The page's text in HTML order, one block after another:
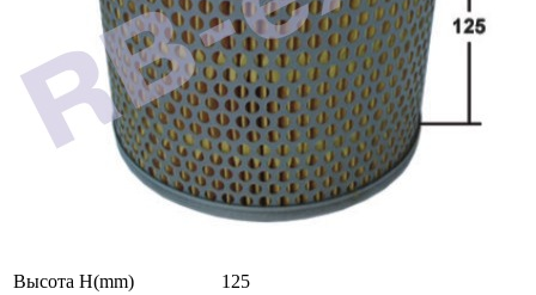
Высота H(mm)
125